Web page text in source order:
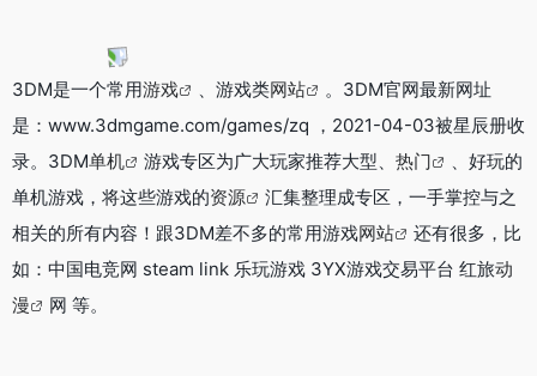
3DM是一个常用游戏 、游戏类网站
。3DM官网最新网址
是：www.3dmgame.com/games/zq ，2021-04-03被星辰册收
录。3DM单机 游戏专区为广大玩家推荐大型、 热门
、好玩的
单机游戏，将这些游戏的资源
汇集整理成专区，一手掌控与之
相关的所有内容！跟3DM差不多的常用游戏网站
还有很多，比
如：中国电竞网 steam link 乐玩游戏 3YX游戏交易平台 红旅动
漫
网 等。